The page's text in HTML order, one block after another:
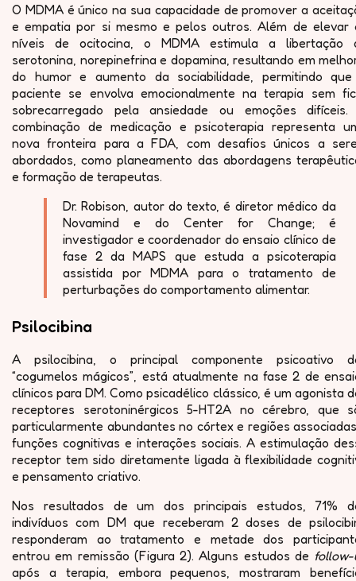
O MDMA é único na sua capacidade de promover a
e empatia por si mesmo e pelos outros. Além de elevar
níveis de ocitocina, o MDMA estimula a libertação
serotonina, norepinefrina e dopamina, resultando em
do humor e aumento da sociabilidade, permitindo
paciente se envolva emocionalmente na terapia sem
sobrecarregado pela ansiedade ou emoções
combinação de medicação e psicoterapia representa
nova fronteira para a FDA, com desafios únicos a
abordados, como planeamento das abordagens
e formação de terapeutas.
Dr. Robison, autor do texto, é diretor médico da
Novamind e do Center for Change; é
investigador e coordenador do ensaio clínico de
fase 2 da MAPS que estuda a psicoterapia
assistida por MDMA para o tratamento de
perturbações do comportamento alimentar.
Psilocibina
A psilocibina, o principal componente psicoativo
“cogumelos mágicos”, está atualmente na fase 2 de
clínicos para DM. Como psicadélico clássico, é um agonista
receptores serotoninérgicos 5-HT2A no cérebro, que
particularmente abundantes no córtex e regiões
funções cognitivas e interações sociais. A estimulação
receptor tem sido diretamente ligada à flexibilidade
e pensamento criativo.
Nos resultados de um dos principais estudos, 71%
indivíduos com DM que receberam 2 doses de
responderam ao tratamento e metade dos
entrou em remissão (Figura 2). Alguns estudos de
após a terapia, embora pequenos, mostraram